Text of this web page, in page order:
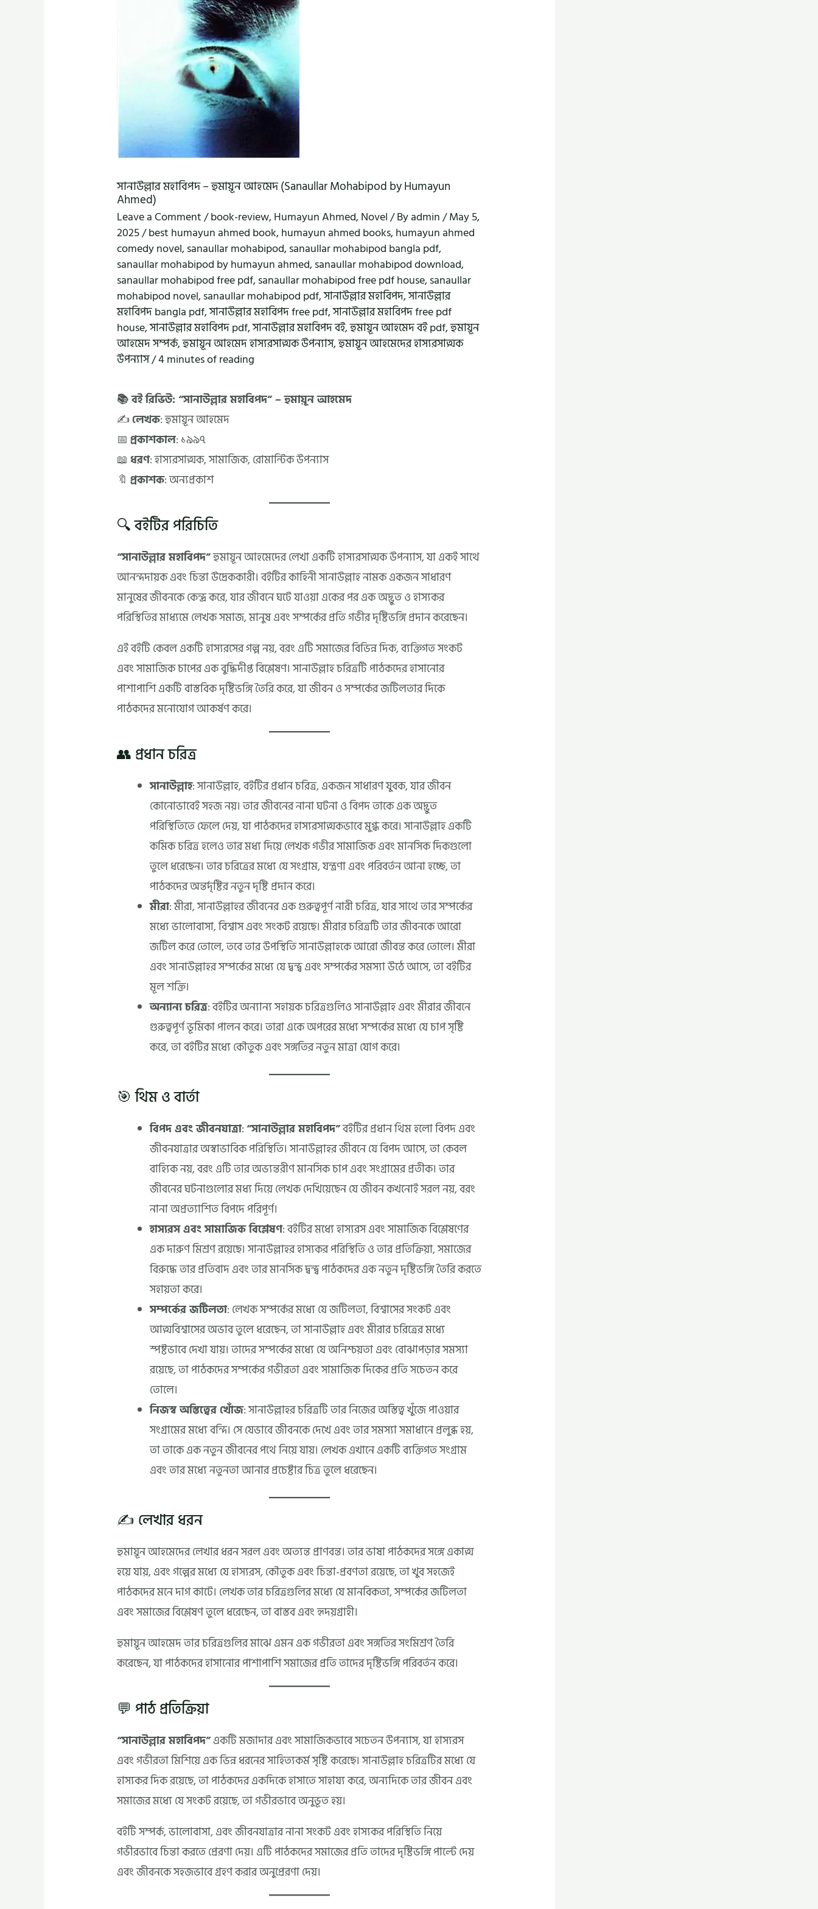
সানাউল্লার মহাবিপদ – হুমায়ূন আহমেদ (Sanaullar Mohabipod by Humayun
Ahmed)
Leave a Comment/book-review,Humayun Ahmed,Novel/ Byadmin/May 5,
2025/best humayun ahmed book,humayun ahmed books,humayun ahmed
comedy novel,sanaullar mohabipod,sanaullar mohabipod bangla pdf,
sanaullar mohabipod by humayun ahmed,sanaullar mohabipod download,
sanaullar mohabipod free pdf,sanaullar mohabipod free pdf house,sanaullar
mohabipod novel,sanaullar mohabipod pdf,সানাউল্লার মহাবিপদ,সানাউল্লার
মহাবিপদ bangla pdf,সানাউল্লার মহাবিপদ free pdf,সানাউল্লার মহাবিপদ free pdf
house,সানাউল্লার মহাবিপদ pdf,সানাউল্লার মহাবিপদ বই,হুমায়ূন আহমেদ বই pdf,হুমায়ূন
আহমেদ সম্পর্ক,হুমায়ূন আহমেদ হাস্যরসাত্মক উপন্যাস,হুমায়ূন আহমেদের হাস্যরসাত্মক
উপন্যাস/4 minutes of reading
📚 বই রিভিউ: “সানাউল্লার মহাবিপদ” – হুমায়ূন আহমেদ
✍️লেখক: হুমায়ূন আহমেদ
📅প্রকাশকাল: ১৯৯৭
📖ধরণ: হাস্যরসাত্মক, সামাজিক, রোমান্টিক উপন্যাস
🔖প্রকাশক: অন্যপ্রকাশ
🔍 বইটির পরিচিতি
“সানাউল্লার মহাবিপদ”হুমায়ূন আহমেদের লেখা একটি হাস্যরসাত্মক উপন্যাস, যা একই সাথে
আনন্দদায়ক এবং চিন্তা উদ্রেককারী। বইটির কাহিনী সানাউল্লাহ নামক একজন সাধারণ
মানুষের জীবনকে কেন্দ্র করে, যার জীবনে ঘটে যাওয়া একের পর এক অদ্ভুত ও হাস্যকর
পরিস্থিতির মাধ্যমে লেখক সমাজ, মানুষ এবং সম্পর্কের প্রতি গভীর দৃষ্টিভঙ্গি প্রদান করেছেন।
এই বইটি কেবল একটি হাস্যরসের গল্প নয়, বরং এটি সমাজের বিভিন্ন দিক, ব্যক্তিগত সংকট
এবং সামাজিক চাপের এক বুদ্ধিদীপ্ত বিশ্লেষণ। সানাউল্লাহ চরিত্রটি পাঠকদের হাসানোর
পাশাপাশি একটি বাস্তবিক দৃষ্টিভঙ্গি তৈরি করে, যা জীবন ও সম্পর্কের জটিলতার দিকে
পাঠকদের মনোযোগ আকর্ষণ করে।
👥 প্রধান চরিত্র
সানাউল্লাহ: সানাউল্লাহ, বইটির প্রধান চরিত্র, একজন সাধারণ যুবক, যার জীবন
কোনোভাবেই সহজ নয়। তার জীবনের নানা ঘটনা ও বিপদ তাকে এক অদ্ভুত
পরিস্থিতিতে ফেলে দেয়, যা পাঠকদের হাস্যরসাত্মকভাবে মুগ্ধ করে। সানাউল্লাহ একটি
কমিক চরিত্র হলেও তার মধ্য দিয়ে লেখক গভীর সামাজিক এবং মানসিক দিকগুলো
তুলে ধরেছেন। তার চরিত্রের মধ্যে যে সংগ্রাম, যন্ত্রণা এবং পরিবর্তন আনা হচ্ছে, তা
পাঠকদের অন্তর্দৃষ্টির নতুন দৃষ্টি প্রদান করে।
মীরা: মীরা, সানাউল্লাহর জীবনের এক গুরুত্বপূর্ণ নারী চরিত্র, যার সাথে তার সম্পর্কের
মধ্যে ভালোবাসা, বিশ্বাস এবং সংকট রয়েছে। মীরার চরিত্রটি তার জীবনকে আরো
জটিল করে তোলে, তবে তার উপস্থিতি সানাউল্লাহকে আরো জীবন্ত করে তোলে। মীরা
এবং সানাউল্লাহর সম্পর্কের মধ্যে যে দ্বন্দ্ব এবং সম্পর্কের সমস্যা উঠে আসে, তা বইটির
মূল শক্তি।
অন্যান্য চরিত্র: বইটির অন্যান্য সহায়ক চরিত্রগুলিও সানাউল্লাহ এবং মীরার জীবনে
গুরুত্বপূর্ণ ভূমিকা পালন করে। তারা একে অপরের মধ্যে সম্পর্কের মধ্যে যে চাপ সৃষ্টি
করে, তা বইটির মধ্যে কৌতুক এবং সঙ্গতির নতুন মাত্রা যোগ করে।
🎯 থিম ও বার্তা
বিপদ এবং জীবনযাত্রা:“সানাউল্লার মহাবিপদ”বইটির প্রধান থিম হলো বিপদ এবং
জীবনযাত্রার অস্বাভাবিক পরিস্থিতি। সানাউল্লাহর জীবনে যে বিপদ আসে, তা কেবল
বাহ্যিক নয়, বরং এটি তার অভ্যন্তরীণ মানসিক চাপ এবং সংগ্রামের প্রতীক। তার
জীবনের ঘটনাগুলোর মধ্য দিয়ে লেখক দেখিয়েছেন যে জীবন কখনোই সরল নয়, বরং
নানা অপ্রত্যাশিত বিপদে পরিপূর্ণ।
হাস্যরস এবং সামাজিক বিশ্লেষণ: বইটির মধ্যে হাস্যরস এবং সামাজিক বিশ্লেষণের
এক দারুণ মিশ্রণ রয়েছে। সানাউল্লাহর হাস্যকর পরিস্থিতি ও তার প্রতিক্রিয়া, সমাজের
বিরুদ্ধে তার প্রতিবাদ এবং তার মানসিক দ্বন্দ্ব পাঠকদের এক নতুন দৃষ্টিভঙ্গি তৈরি করতে
সহায়তা করে।
সম্পর্কের জটিলতা: লেখক সম্পর্কের মধ্যে যে জটিলতা, বিশ্বাসের সংকট এবং
আত্মবিশ্বাসের অভাব তুলে ধরেছেন, তা সানাউল্লাহ এবং মীরার চরিত্রের মধ্যে
স্পষ্টভাবে দেখা যায়। তাদের সম্পর্কের মধ্যে যে অনিশ্চয়তা এবং বোঝাপড়ার সমস্যা
রয়েছে, তা পাঠকদের সম্পর্কের গভীরতা এবং সামাজিক দিকের প্রতি সচেতন করে
তোলে।
নিজস্ব অস্তিত্বের খোঁজ: সানাউল্লাহর চরিত্রটি তার নিজের অস্তিত্ব খুঁজে পাওয়ার
সংগ্রামের মধ্যে বন্দি। সে যেভাবে জীবনকে দেখে এবং তার সমস্যা সমাধানে প্রলুব্ধ হয়,
তা তাকে এক নতুন জীবনের পথে নিয়ে যায়। লেখক এখানে একটি ব্যক্তিগত সংগ্রাম
এবং তার মধ্যে নতুনতা আনার প্রচেষ্টার চিত্র তুলে ধরেছেন।
✍️ লেখার ধরন
হুমায়ূন আহমেদের লেখার ধরন সরল এবং অত্যন্ত প্রাণবন্ত। তার ভাষা পাঠকদের সঙ্গে একাত্ম
হয়ে যায়, এবং গল্পের মধ্যে যে হাস্যরস, কৌতুক এবং চিন্তা-প্রবণতা রয়েছে, তা খুব সহজেই
পাঠকদের মনে দাগ কাটে। লেখক তার চরিত্রগুলির মধ্যে যে মানবিকতা, সম্পর্কের জটিলতা
এবং সমাজের বিশ্লেষণ তুলে ধরেছেন, তা বাস্তব এবং হৃদয়গ্রাহী।
হুমায়ূন আহমেদ তার চরিত্রগুলির মাঝে এমন এক গভীরতা এবং সঙ্গতির সংমিশ্রণ তৈরি
করেছেন, যা পাঠকদের হাসানোর পাশাপাশি সমাজের প্রতি তাদের দৃষ্টিভঙ্গি পরিবর্তন করে।
💬 পাঠ প্রতিক্রিয়া
“সানাউল্লার মহাবিপদ”একটি মজাদার এবং সামাজিকভাবে সচেতন উপন্যাস, যা হাস্যরস
এবং গভীরতা মিশিয়ে এক ভিন্ন ধরনের সাহিত্যকর্ম সৃষ্টি করেছে। সানাউল্লাহ চরিত্রটির মধ্যে যে
হাস্যকর দিক রয়েছে, তা পাঠকদের একদিকে হাসাতে সাহায্য করে, অন্যদিকে তার জীবন এবং
সমাজের মধ্যে যে সংকট রয়েছে, তা গভীরভাবে অনুভূত হয়।
বইটি সম্পর্ক, ভালোবাসা, এবং জীবনযাত্রার নানা সংকট এবং হাস্যকর পরিস্থিতি নিয়ে
গভীরভাবে চিন্তা করতে প্রেরণা দেয়। এটি পাঠকদের সমাজের প্রতি তাদের দৃষ্টিভঙ্গি পাল্টে দেয়
এবং জীবনকে সহজভাবে গ্রহণ করার অনুপ্রেরণা দেয়।